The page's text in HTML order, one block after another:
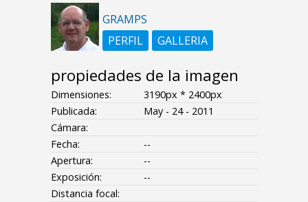
GRAMPS
PERFIL
GALLERIA
propiedades de la imagen
Dimensiones:
3190px * 2400px
Publicada:
May - 24 - 2011
Cámara:
Fecha:
--
Apertura:
--
Exposición:
--
Distancia focal: